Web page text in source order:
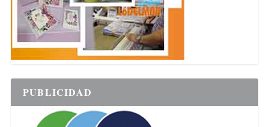
PUBLICIDAD